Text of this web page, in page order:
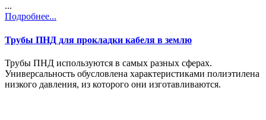
...
Подробнее...
Трубы ПНД для прокладки кабеля в землю
Трубы ПНД используются в самых разных сферах.
Универсальность обусловлена характеристиками полиэтилена
низкого давления, из которого они изготавливаются.